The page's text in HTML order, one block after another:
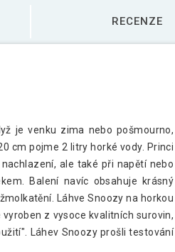
RECENZE
je venku zima nebo pošmourno,
cm pojme 2 litry horké vody. Princi
ale také při napětí nebo
Balení navíc obsahuje krásný
Láhve Snoozy na horkou
z vysoce kvalitních surovin,
Láhev Snoozy prošli testování